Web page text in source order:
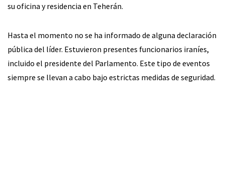
su oficina y residencia en Teherán.
Hasta el momento no se ha informado de alguna declaración
pública del líder. Estuvieron presentes funcionarios iraníes,
incluido el presidente del Parlamento. Este tipo de eventos
siempre se llevan a cabo bajo estrictas medidas de seguridad.